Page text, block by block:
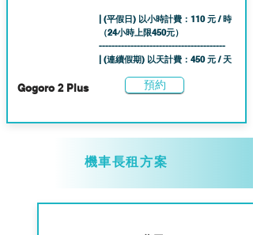
Gogoro 2 Plus
| (平假日) 以小時計費：110 元 / 時
（24小時上限450元）
----------------------------------------
| (連續假期) 以天計費：450 元 / 天
預約
機車長租方案